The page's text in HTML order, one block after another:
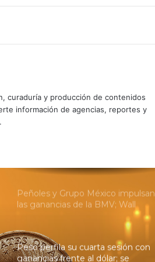
curaduría y producción de contenidos
información de agencias, reportes y
Jones concreta su tercer máximo
ante el enfriamiento del empleo
privado en EU
Peñoles y Grupo México impulsan
las ganancias de la BMV; Wall
Street también abre en verde
Peso perfila su cuarta sesión con
ganancias frente al dólar; se